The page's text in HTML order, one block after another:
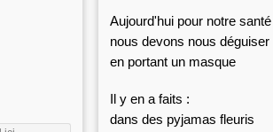
Aujourd'hui pour notre santé
nous devons nous déguiser
en portant un masque
Il y en a faits :
dans des pyjamas fleuris